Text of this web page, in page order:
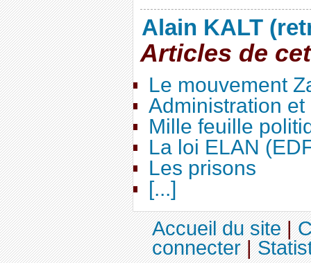
Alain KALT
Articles de
Le mouvement
Administration
Mille feuille
La loi ELAN
Les prisons
[...]
Accueil du site|
connecter|